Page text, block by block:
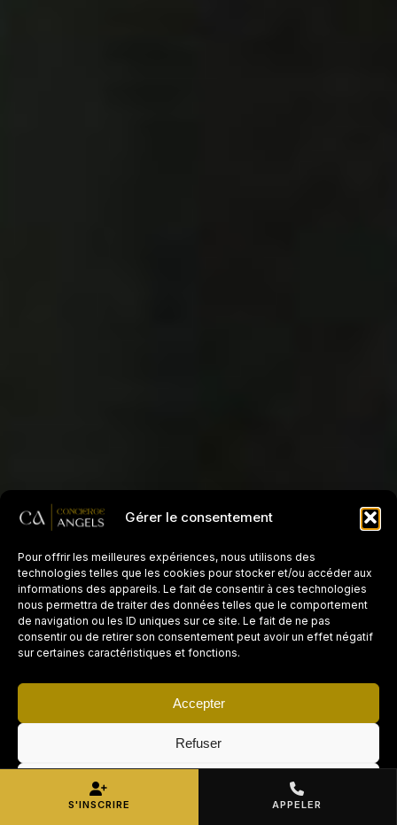
Gérer le consentement
Pour offrir les meilleures expériences, nous utilisons des
technologies telles que les cookies pour stocker et/ou accéder aux
informations des appareils. Le fait de consentir à ces technologies
nous permettra de traiter des données telles que le comportement
de navigation ou les ID uniques sur ce site. Le fait de ne pas
consentir ou de retirer son consentement peut avoir un effet négatif
sur certaines caractéristiques et fonctions.
Accepter
Refuser
S'INSCRIRE APPELER